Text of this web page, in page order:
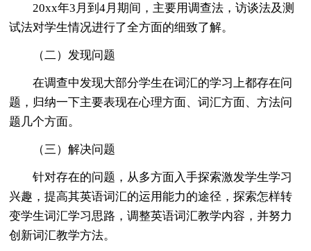
20xx年3月到4月期间，主要用调查法，访谈法及测
试法对学生情况进行了全方面的细致了解。
（二）发现问题
在调查中发现大部分学生在词汇的学习上都存在问
题，归纳一下主要表现在心理方面、词汇方面、方法问
题几个方面。
（三）解决问题
针对存在的问题，从多方面入手探索激发学生学习
兴趣，提高其英语词汇的运用能力的途径，探索怎样转
变学生词汇学习思路，调整英语词汇教学内容，并努力
创新词汇教学方法。